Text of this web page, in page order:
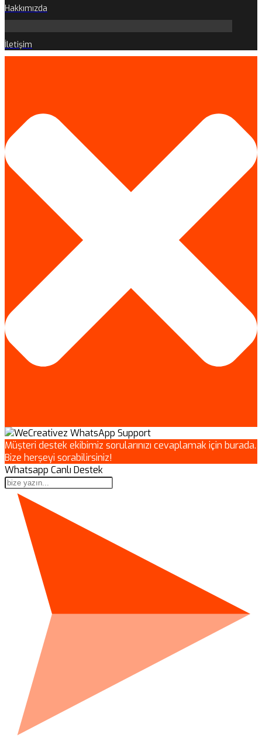
Hakkımızda
İletişim
Müşteri destek ekibimiz sorularınızı cevaplamak için burada.
Bize herşeyi sorabilirsiniz!
Whatsapp Canlı Destek